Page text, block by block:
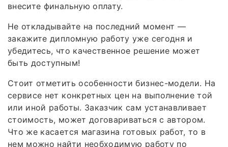
внесите финальную оплату.
Не откладывайте на последний момент —
закажите дипломную работу уже сегодня и
убедитесь, что качественное решение может
быть доступным!
Стоит отметить особенности бизнес-модели. На
сервисе нет конкретных цен на выполнение той
или иной работы. Заказчик сам устанавливает
стоимость, может договариваться с автором.
Что же касается магазина готовых работ, то в
нем можно найти необходимую работу по